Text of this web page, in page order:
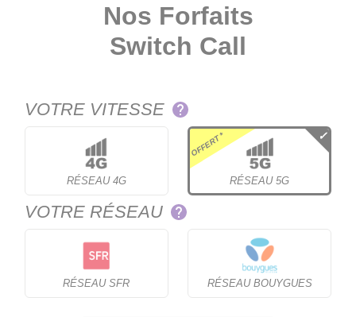
Nos Forfaits
Switch Call
VOTRE VITESSE
RÉSEAU 4G
OFFERT *
RÉSEAU 5G
VOTRE RÉSEAU
RÉSEAU SFR RÉSEAU BOUYGUES